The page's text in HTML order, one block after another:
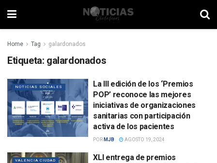
Home Tag galardonados
Etiqueta: galardonados
NOTICIAS SOCIALES
La III edición de los ‘Premios
POP’ reconoce las mejores
iniciativas de organizaciones
sanitarias con participación
activa de los pacientes
POR MJB AGOSTO 19, 2024
VALENCIA CIUDAD
XLI entrega de premios